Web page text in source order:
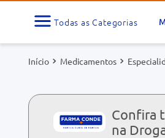
Medicamentos
Confira
na
1
5º